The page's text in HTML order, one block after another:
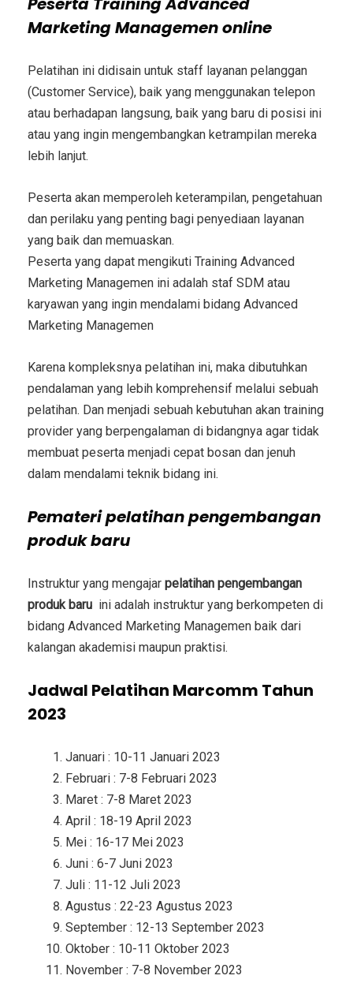
Marketing Managemenonline
Pelatihan ini didisain untuk staff layanan pelanggan
(Customer Service), baik yang menggunakan telepon
atau berhadapan langsung, baik yang baru di posisi ini
atau yang ingin mengembangkan ketrampilan mereka
lebih lanjut.
Peserta akan memperoleh keterampilan, pengetahuan
dan perilaku yang penting bagi penyediaan layanan
yang baik dan memuaskan.
Peserta yang dapat mengikuti Training Advanced
Marketing Managemen ini adalah staf SDM atau
karyawan yang ingin mendalami bidang Advanced
Marketing Managemen
Karena kompleksnya pelatihan ini, maka dibutuhkan
pendalaman yang lebih komprehensif melalui sebuah
pelatihan. Dan menjadi sebuah kebutuhan akan training
provider yang berpengalaman di bidangnya agar tidak
membuat peserta menjadi cepat bosan dan jenuh
dalam mendalami teknik bidang ini.
Pemateripelatihan pengembangan
produk baru
Instruktur yang mengajar pelatihan pengembangan
produk baru ini adalah instruktur yang berkompeten di
bidang Advanced Marketing Managemen baik dari
kalangan akademisi maupun praktisi.
Jadwal Pelatihan Marcomm Tahun
2023
Januari : 10-11 Januari 2023
Februari : 7-8 Februari 2023
Maret : 7-8 Maret 2023
April : 18-19 April 2023
Mei : 16-17 Mei 2023
Juni : 6-7 Juni 2023
Juli : 11-12 Juli 2023
Agustus : 22-23 Agustus 2023
September : 12-13 September 2023
Oktober : 10-11 Oktober 2023
November : 7-8 November 2023